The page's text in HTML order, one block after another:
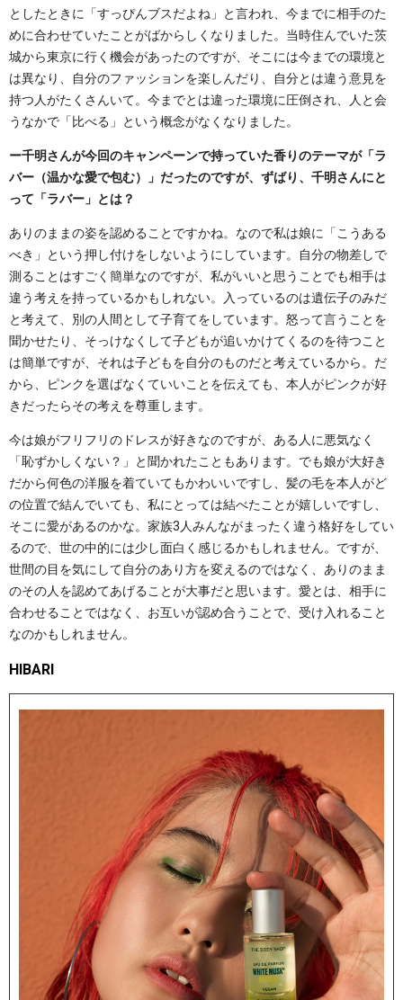
としたときに「すっぴんブスだよね」と言われ、今までに相手のた
めに合わせていたことがばからしくなりました。当時住んでいた茨
城から東京に行く機会があったのですが、そこには今までの環境と
は異なり、自分のファッションを楽しんだり、自分とは違う意見を
持つ人がたくさんいて。今までとは違った環境に圧倒され、人と会
うなかで「比べる」という概念がなくなりました。
ー千明さんが今回のキャンペーンで持っていた香りのテーマが「ラ
バー（温かな愛で包む）」だったのですが、ずばり、千明さんにと
って「ラバー」とは？
ありのままの姿を認めることですかね。なので私は娘に「こうある
べき」という押し付けをしないようにしています。自分の物差しで
測ることはすごく簡単なのですが、私がいいと思うことでも相手は
違う考えを持っているかもしれない。入っているのは遺伝子のみだ
と考えて、別の人間として子育てをしています。怒って言うことを
聞かせたり、そっけなくして子どもが追いかけてくるのを待つこと
は簡単ですが、それは子どもを自分のものだと考えているから。だ
から、ピンクを選ばなくていいことを伝えても、本人がピンクが好
きだったらその考えを尊重します。
今は娘がフリフリのドレスが好きなのですが、ある人に悪気なく
「恥ずかしくない？」と聞かれたこともあります。でも娘が大好き
だから何色の洋服を着ていてもかわいいですし、髪の毛を本人がど
の位置で結んでいても、私にとっては結べたことが嬉しいですし、
そこに愛があるのかな。家族3人みんながまったく違う格好をしてい
るので、世の中的には少し面白く感じるかもしれません。ですが、
世間の目を気にして自分のあり方を変えるのではなく、ありのまま
のその人を認めてあげることが大事だと思います。愛とは、相手に
合わせることではなく、お互いが認め合うことで、受け入れること
なのかもしれません。
HIBARI